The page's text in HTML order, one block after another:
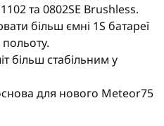
та 0802SE Brushless.
більш ємні 1S батареї
більш стабільним у
для нового Meteor75